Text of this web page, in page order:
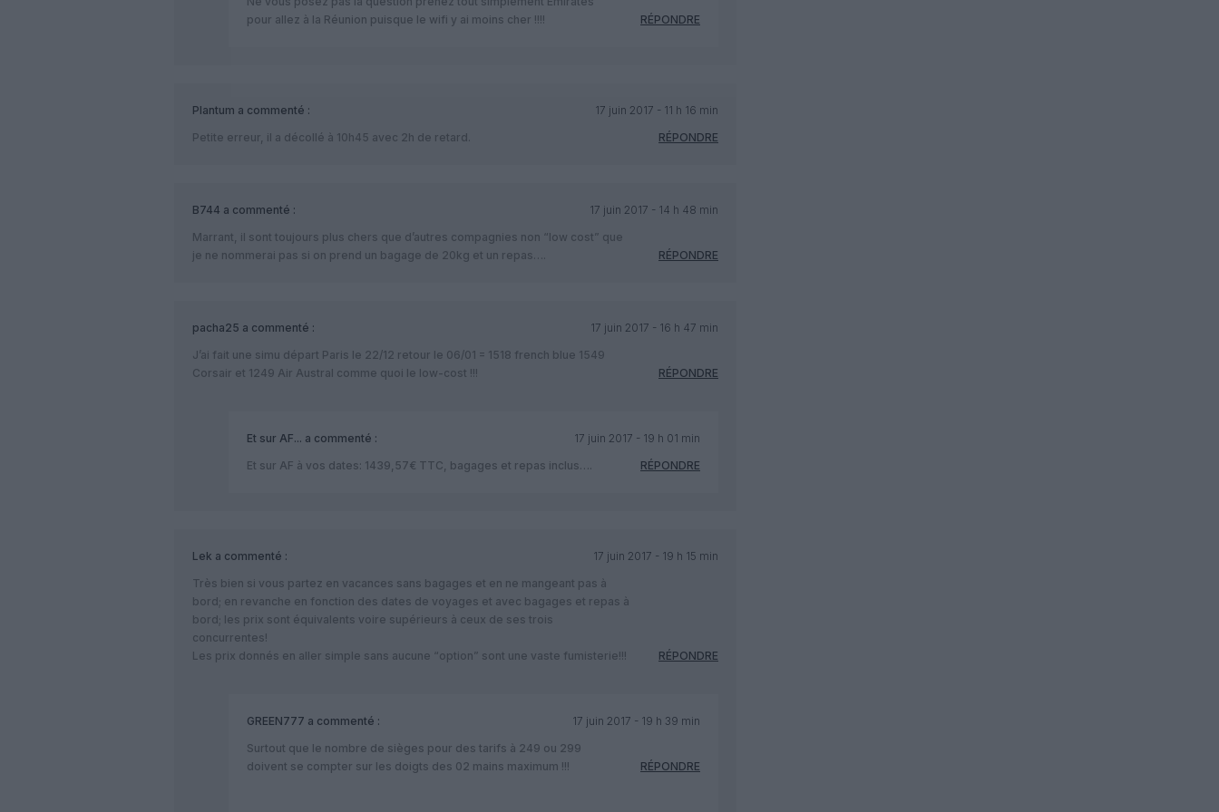
pour allez à la Réunion puisque le wifi y ai moins cher !!!!
RÉPONDRE
Plantum a commenté :
17 juin 2017 - 11 h 16 min
Petite erreur, il a décollé à 10h45 avec 2h de retard.
RÉPONDRE
B744 a commenté :
17 juin 2017 - 14 h 48 min
Marrant, il sont toujours plus chers que d’autres compagnies non “low cost” que
je ne nommerai pas si on prend un bagage de 20kg et un repas….
RÉPONDRE
pacha25 a commenté :
17 juin 2017 - 16 h 47 min
J’ai fait une simu départ Paris le 22/12 retour le 06/01 = 1518 french blue 1549
Corsair et 1249 Air Austral comme quoi le low-cost !!!
RÉPONDRE
Et sur AF... a commenté :
17 juin 2017 - 19 h 01 min
Et sur AF à vos dates: 1439,57€ TTC, bagages et repas inclus….
RÉPONDRE
Lek a commenté :
17 juin 2017 - 19 h 15 min
Très bien si vous partez en vacances sans bagages et en ne mangeant pas à
bord; en revanche en fonction des dates de voyages et avec bagages et repas à
bord; les prix sont équivalents voire supérieurs à ceux de ses trois
concurrentes!
Les prix donnés en aller simple sans aucune “option” sont une vaste fumisterie!!!
RÉPONDRE
GREEN777 a commenté :
17 juin 2017 - 19 h 39 min
Surtout que le nombre de sièges pour des tarifs à 249 ou 299
doivent se compter sur les doigts des 02 mains maximum !!!
RÉPONDRE